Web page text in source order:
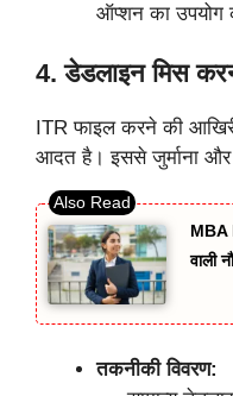
ऑप्शन का उपयोग
4. डेडलाइन मिस
ITR फाइल करने की
आदत है। इससे जुर्माना और
MBA
वाली
तकनीकी विवरण: